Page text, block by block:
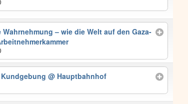
– wie die Welt auf den Gaza-
Kundgebung@ Hauptbahnhof